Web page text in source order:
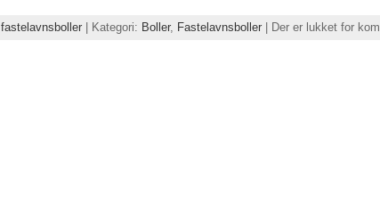
fastelavnsboller| Kategori: Boller, Fastelavnsboller| Der er lukket for